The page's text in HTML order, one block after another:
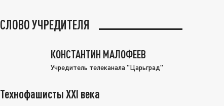
СЛОВО УЧРЕДИТЕЛЯ
КОНСТАНТИН МАЛОФЕЕВ
Учредитель телеканала "Царьград"
Технофашисты XXI века